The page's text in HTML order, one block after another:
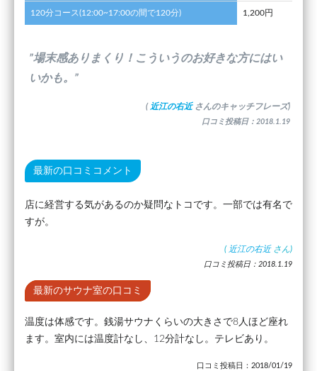
120分コース(12:00~17:00の間で120分) 1,200円
”場末感ありまくり！こういうのお好きな方にはい
いかも。”
( 近江の右近 さんのキャッチフレーズ)
口コミ投稿日：2018.1.19
最新の口コミコメント
店に経営する気があるのか疑問なトコです。一部では有名で
すが。
( 近江の右近 さん)
口コミ投稿日：2018.1.19
最新のサウナ室の口コミ
温度は体感です。銭湯サウナくらいの大きさで8人ほど座れ
ます。室内には温度計なし、12分計なし。テレビあり。
口コミ投稿日：2018/01/19